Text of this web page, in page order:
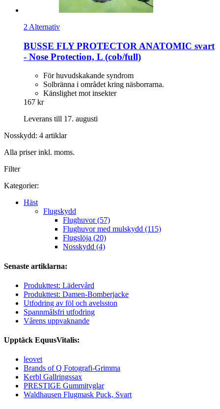
2 Alternativ
BUSSE FLY PROTECTOR ANATOMIC svart
-​ Nose Protection, L (cob/full)
För huvudskakande syndrom
Solbränna i området kring näsborrarna.
Känslighet mot insekter
167 kr
Leverans till 17. augusti
Nosskydd: 4 artiklar
Alla priser inkl. moms.
Filter
Kategorier:
Häst
Flugskydd
Flughuvor (57)
Flughuvor med mulskydd (115)
Flugslöja (20)
Nosskydd (4)
Senaste artiklarna:
Produkttest: Lädervård
Produkttest: Damen-Bomberjacke
Utfodring av föl och avelsston
Spannmålsfri utfodring
Vårens uppvaknande
Upptäck EquusVitalis:
leovet
Brands of Q Fotografi-Grimma
Kerbl Gallringssax
PRESTIGE Gummityglar
Waldhausen Flugmask Puck, Svart